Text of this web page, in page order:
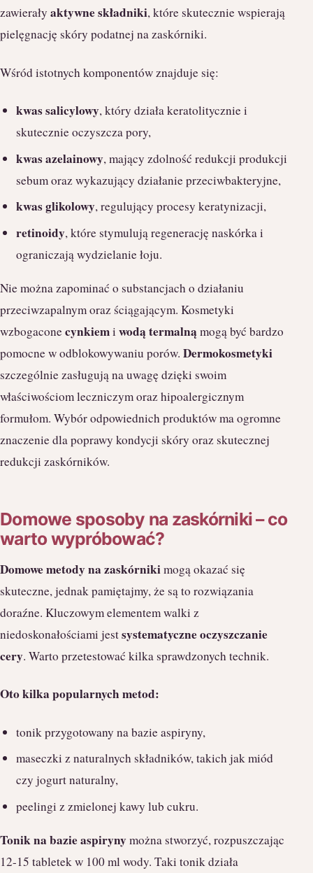
zawierały aktywne składniki, które skutecznie wspierają
pielęgnację skóry podatnej na zaskórniki.
Wśród istotnych komponentów znajduje się:
kwas salicylowy, który działa keratolitycznie i
skutecznie oczyszcza pory,
kwas azelainowy, mający zdolność redukcji produkcji
sebum oraz wykazujący działanie przeciwbakteryjne,
kwas glikolowy, regulujący procesy keratynizacji,
retinoidy, które stymulują regenerację naskórka i
ograniczają wydzielanie łoju.
Nie można zapominać o substancjach o działaniu
przeciwzapalnym oraz ściągającym. Kosmetyki
wzbogaconecynkiemi wodą termalną mogą być bardzo
pomocne w odblokowywaniu porów. Dermokosmetyki
szczególnie zasługują na uwagę dzięki swoim
właściwościom leczniczym oraz hipoalergicznym
formułom. Wybór odpowiednich produktów ma ogromne
znaczenie dla poprawy kondycji skóry oraz skutecznej
redukcji zaskórników.
Domowe sposoby na zaskórniki – co
warto wypróbować?
Domowe metody na zaskórnikimogą okazać się
skuteczne, jednak pamiętajmy, że są to rozwiązania
doraźne. Kluczowym elementem walki z
niedoskonałościami jestsystematyczne oczyszczanie
cery. Warto przetestować kilka sprawdzonych technik.
Oto kilka popularnych metod:
tonik przygotowany na bazie aspiryny,
maseczki z naturalnych składników, takich jak miód
czy jogurt naturalny,
peelingi z zmielonej kawy lub cukru.
Tonik na bazie aspirynymożna stworzyć, rozpuszczając
12-15 tabletek w 100 ml wody. Taki tonik działa